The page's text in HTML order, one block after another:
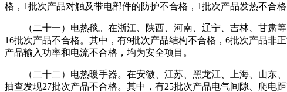
格，1批次产品对触及带电部件的防护不合格，1批次产品发热不合格
（二十一）电热毯。在浙江、陕西、河南、辽宁、吉林、甘肃等
16批次产品不合格。其中，有9批次产品结构不合格，6批次产品非
产品输入功率和电流不合格，均为安全项目。
（二十二）电热暖手器。在安徽、江苏、黑龙江、上海、山东、
抽查发现27批次产品不合格。其中，有25批次产品电气间隙、爬电